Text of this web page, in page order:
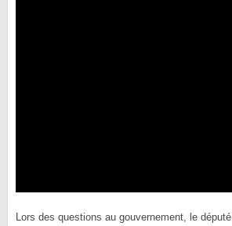
Lors des questions au gouvernement, le député